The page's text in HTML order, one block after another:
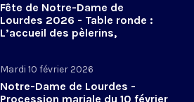
Fête de Notre-Dame de
Lourdes 2026 - Table ronde :
L’accueil des pèlerins,
Mardi 10 février 2026
Notre-Dame de Lourdes -
Procession mariale du 10 février